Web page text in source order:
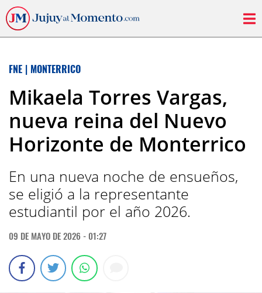
FNE | MONTERRICO
Mikaela Torres Vargas,
nueva reina del Nuevo
Horizonte de Monterrico
En una nueva noche de ensueños,
se eligió a la representante
estudiantil por el año 2026.
09 DE MAYO DE 2026 - 01:27